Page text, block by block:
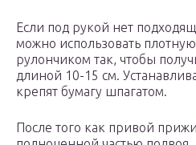
Если под рукой нет
можно использовать
рулончиком так, чтобы
длиной 10-15 см.
крепят бумагу шпагатом.
После того как привой